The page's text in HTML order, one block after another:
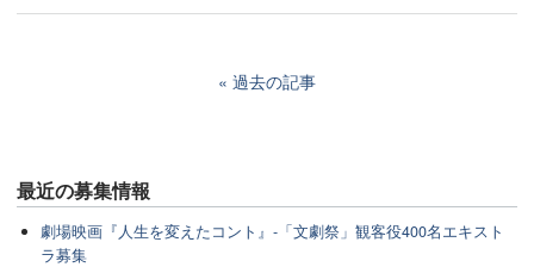
過去の記事
最近の募集情報
劇場映画『人生を変えたコント』-「文劇祭」観客役400名エキスト
ラ募集